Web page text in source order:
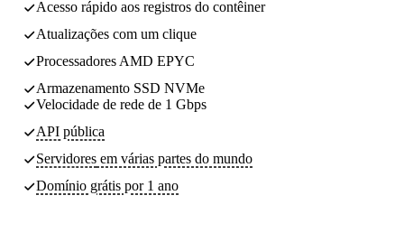
Acesso rápido aos registros do contêiner
Atualizações com um clique
Processadores AMD EPYC
Armazenamento SSD NVMe
Velocidade de rede de 1 Gbps
API pública
Servidores em várias partes do mundo
Domínio grátis por 1 ano